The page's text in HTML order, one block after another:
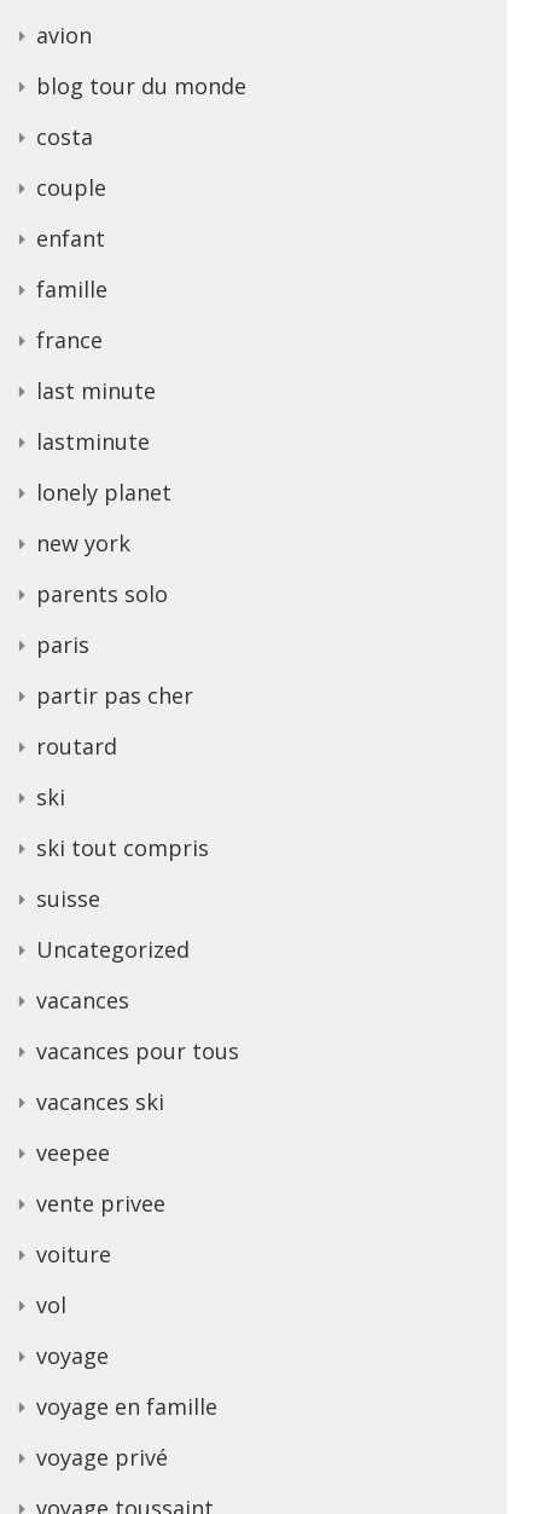
avion
blog tour du monde
costa
couple
enfant
famille
france
last minute
lastminute
lonely planet
new york
parents solo
paris
partir pas cher
routard
ski
ski tout compris
suisse
Uncategorized
vacances
vacances pour tous
vacances ski
veepee
vente privee
voiture
vol
voyage
voyage en famille
voyage privé
voyage toussaint